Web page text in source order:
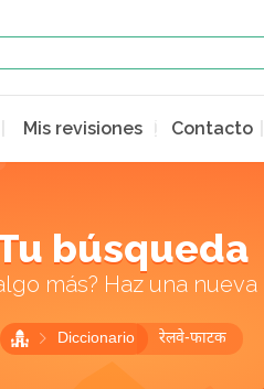
Mis revisiones Contacto
búsqueda
más? Haz una
Diccionario रेलवे-फाटक